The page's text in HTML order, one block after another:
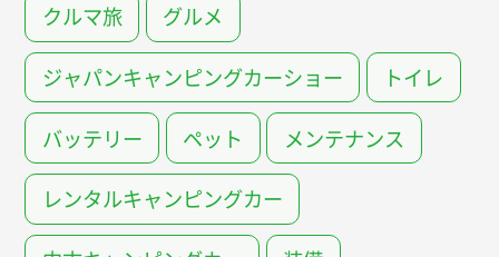
クルマ旅 グルメ
ジャパンキャンピングカーショー トイレ
バッテリー ペット メンテナンス
レンタルキャンピングカー